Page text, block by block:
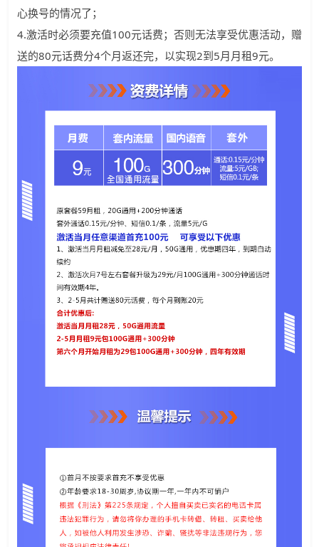
心换号的情况了；
4.激活时必须要充值100元话费；否则无法享受优惠活动，赠
送的80元话费分4个月返还完，以实现2到5月月租9元。